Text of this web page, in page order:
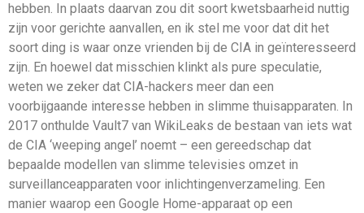
hebben. In plaats daarvan zou dit soort kwetsbaarheid nuttig
zijn voor gerichte aanvallen, en ik stel me voor dat dit het
soort ding is waar onze vrienden bij de CIA in geïnteresseerd
zijn. En hoewel dat misschien klinkt als pure speculatie,
weten we zeker dat CIA-hackers meer dan een
voorbijgaande interesse hebben in slimme thuisapparaten. In
2017 onthulde Vault7 van WikiLeaks de bestaan van iets wat
de CIA ‘weeping angel’ noemt – een gereedschap dat
bepaalde modellen van slimme televisies omzet in
surveillanceapparaten voor inlichtingenverzameling. Een
manier waarop een Google Home-apparaat op een